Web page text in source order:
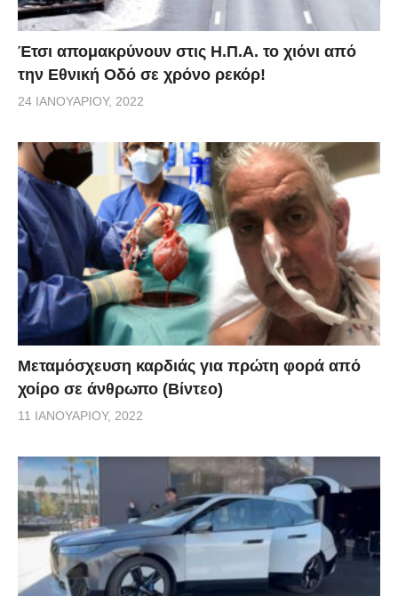
Έτσι απομακρύνουν στις Η.Π.Α. το χιόνι από
την Εθνική Οδό σε χρόνο ρεκόρ!
24 ΙΑΝΟΥΑΡΊΟΥ, 2022
Μεταμόσχευση καρδιάς για πρώτη φορά από
χοίρο σε άνθρωπο (Βίντεο)
11 ΙΑΝΟΥΑΡΊΟΥ, 2022